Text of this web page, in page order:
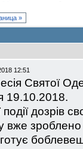
»
12:51
Святої
19.10.2018.
події дозрів
у вже
готує